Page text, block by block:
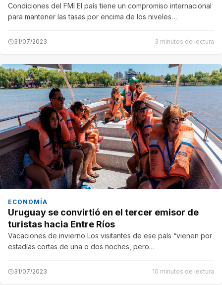
Condiciones del FMI El país tiene un compromiso internacional
para mantener las tasas por encima de los niveles…
31/07/2023 3 minutos de lectura
ECONOMÍA
Uruguay se convirtió en el tercer emisor de
turistas hacia Entre Ríos
Vacaciones de invierno Los visitantes de ese país “vienen por
estadías cortas de una o dos noches, pero…
31/07/2023 10 minutos de lectura